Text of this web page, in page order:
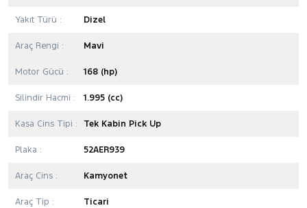
Yakıt Türü : Dizel
Araç Rengi : Mavi
Motor Gücü : 168 (hp)
Silindir Hacmi : 1.995 (cc)
Kasa Cins Tipi : Tek Kabin Pick Up
Plaka : 52AER939
Araç Cins : Kamyonet
Araç Tip : Ticari